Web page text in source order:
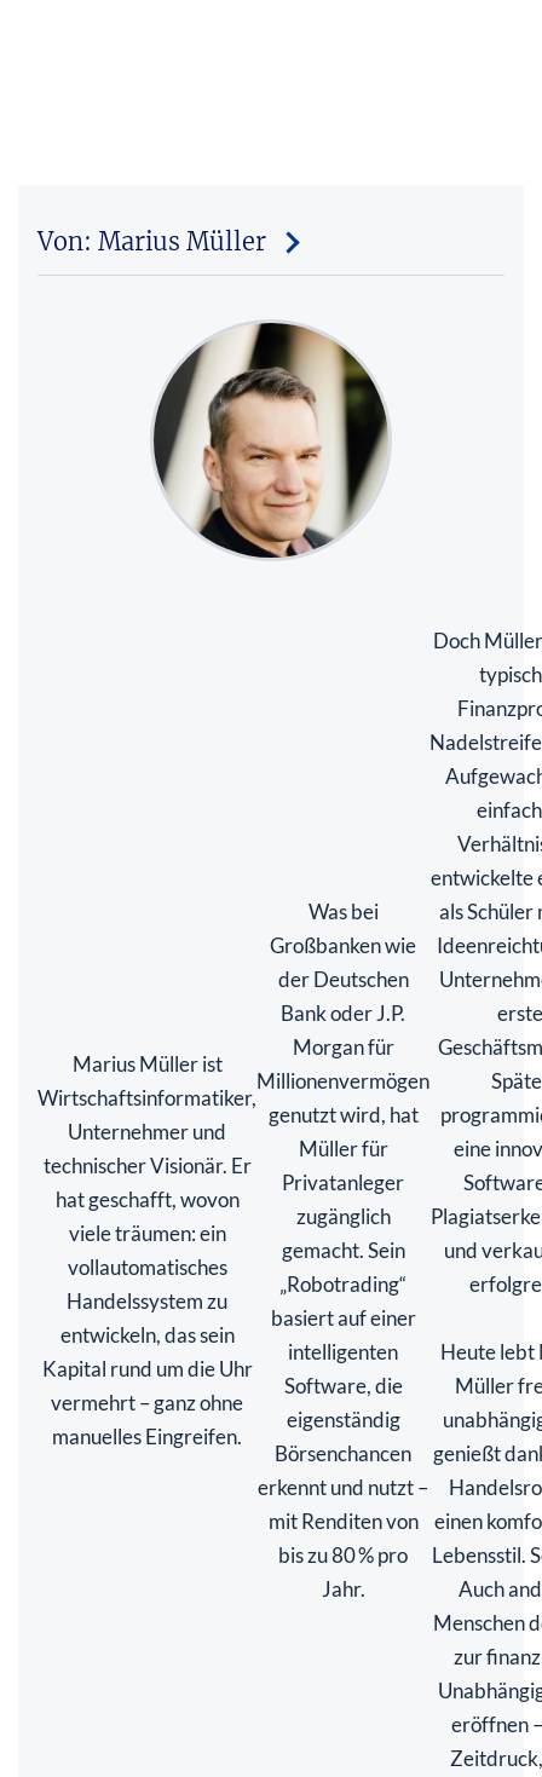
Von: Marius Müller
Marius Müller ist
Wirtschaftsinformatiker,
Unternehmer und
technischer Visionär. Er
hat geschafft, wovon
viele träumen: ein
vollautomatisches
Handelssystem zu
entwickeln, das sein
Kapital rund um die Uhr
vermehrt – ganz ohne
manuelles Eingreifen.
Was bei
Großbanken wie
der Deutschen
Bank oder J.P.
Morgan für
Millionenvermögen
genutzt wird, hat
Müller für
Privatanleger
zugänglich
gemacht. Sein
„Robotrading“
basiert auf einer
intelligenten
Software, die
eigenständig
Börsenchancen
erkennt und nutzt –
mit Renditen von
bis zu 80 % pro
Jahr.
Doch
entwickelte
als Schüler
erste
eine
und
Heute lebt
Müller
genießt
einen
Lebensstil.
Auch
Menschen
zur
eröffnen